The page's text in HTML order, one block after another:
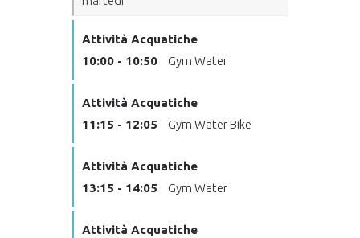
Attività Acquatiche
10:00 - 10:50
Gym Water
Attività Acquatiche
11:15 - 12:05
Gym Water Bike
Attività Acquatiche
13:15 - 14:05
Gym Water
Attività Acquatiche